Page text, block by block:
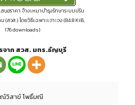
นอราคา จ้างเหมาบำรุงรักษาระบบปรับ
(สวส.) โดยวิธีเฉพาะเจาะจง (84.8 KiB,
176 downloads)
จาก สวส. มทร.ธัญบุรี
วิสาข์ โพธิ์มณี